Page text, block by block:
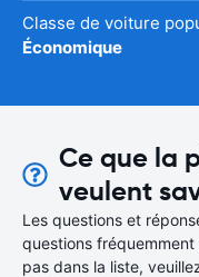
Classe de voiture
Économique
Ce que la
veulent
Les questions et
questions
pas dans la liste,